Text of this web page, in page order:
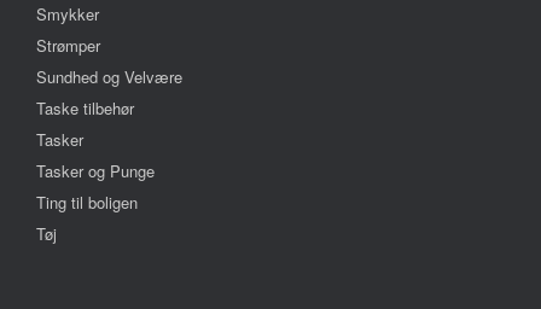
Smykker
Strømper
Sundhed og Velvære
Taske tilbehør
Tasker
Tasker og Punge
Ting til boligen
Tøj